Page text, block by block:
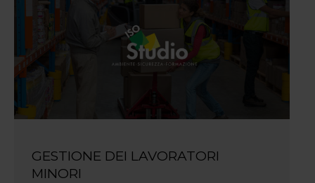
GESTIONE DEI LAVORATORI
MINORI